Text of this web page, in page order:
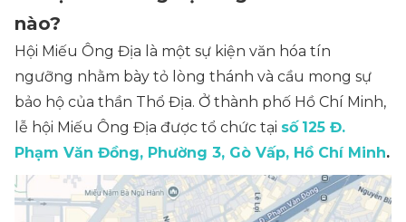
nào?
Hội Miếu Ông Địa là một sự kiện văn hóa tín
ngưỡng nhằm bày tỏ lòng thánh và cầu mong sự
bảo hộ của thần Thổ Địa. Ở thành phố Hồ Chí Minh,
lễ hội Miếu Ông Địa được tổ chức tại số 125 Đ.
Phạm Văn Đồng, Phường 3, Gò Vấp, Hồ Chí Minh.